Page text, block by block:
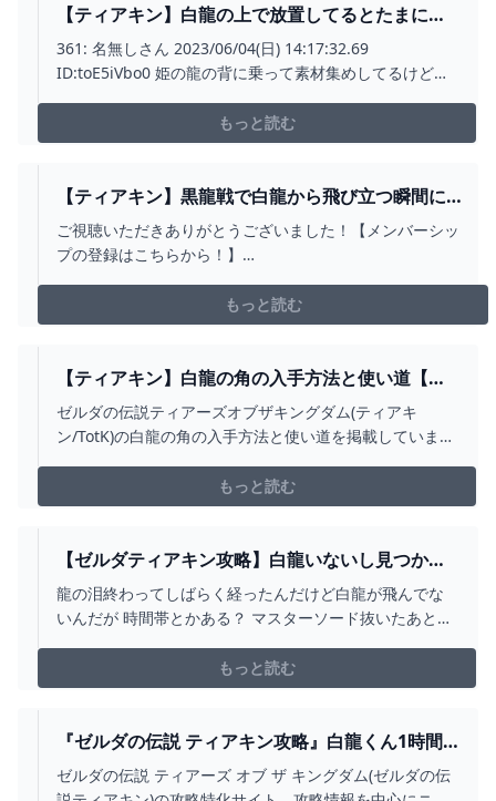
【ティアキン】白龍の上で放置してるとたまに落
下死してるんだけどなんで？【ティアーズオブザ
キングダム】 ゼルダの伝説ティアーズオブザキン
361: 名無しさん 2023/06/04(日) 14:17:32.69
ID:toE5iVbo0 姫の龍の背に乗って素材集めしてるけどシ
想定なのはわかるけど。。 805: 名無しさん
もっと読む
【ティアキン】黒龍戦で白龍から飛び立つ瞬間に振
り返ると○○らしいので見に行ってみたら...【ゼルダ
の伝説 ティアーズ オブ ザ キングダム / 検証】 -
ご視聴いただきありがとうございました！【メンバーシッ
プの登録はこちらから！】
---------------------------------------------------------------------...
もっと読む
【ティアキン】白龍の角の入手方法と使い道【ゼ
ルダの伝説ティアーズオブザキングダム】 -
SAMURAI GAMERS
ゼルダの伝説ティアーズオブザキングダム(ティアキ
ン/TotK)の白龍の角の入手方法と使い道を掲載していま
力、ハート回復量、料理での特殊効果などもまとめてい
るので参考にしてください。
もっと読む
【ゼルダティアキン攻略】白龍いないし見つから
ない。一周と復活の周期。 – ゲーム攻略のかけら
龍の泪終わってしばらく経ったんだけど白龍が飛んでな
いんだが 時間帯とかある？ マスターソード抜いたあと白
プ…？ ウロコ欲しいのにまじで見つけられない 白龍乗っ
てハイラル一周したのでメモ (高
もっと読む
『ゼルダの伝説 ティアキン攻略』白龍くん1時間
かけても見つからない。白龍の鱗は一回取った後
は次いつ取れるようになるの？ ゲーム特化速報！
ゼルダの伝説 ティアーズ オブ ザ キングダム(ゼルダの伝